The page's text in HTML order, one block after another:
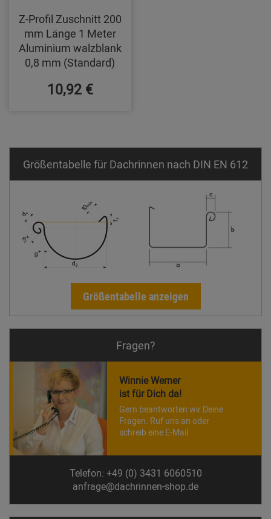
Z-Profil Zuschnitt 200
mm Länge 1 Meter
Aluminium walzblank
0,8 mm (Standard)
10,92 €
Größentabelle für Dachrinnen nach DIN EN 612
Größentabelle anzeigen
Fragen?
Winnie Werner
ist für Dich da!
Gern beantworten wir Deine
Fragen. Ruf uns an oder
schreib eine E-Mail.
Telefon: +49 (0) 3431 6060510
anfrage@dachrinnen-shop.de